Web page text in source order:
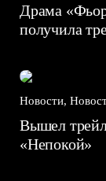
Драма
получила
Новости,
Вышел
«Непокой»